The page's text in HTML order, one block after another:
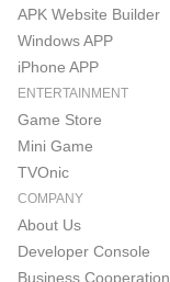
APK Website Builder
Windows APP
iPhone APP
ENTERTAINMENT
Game Store
Mini Game
TVOnic
COMPANY
About Us
Developer Console
Business Cooperation